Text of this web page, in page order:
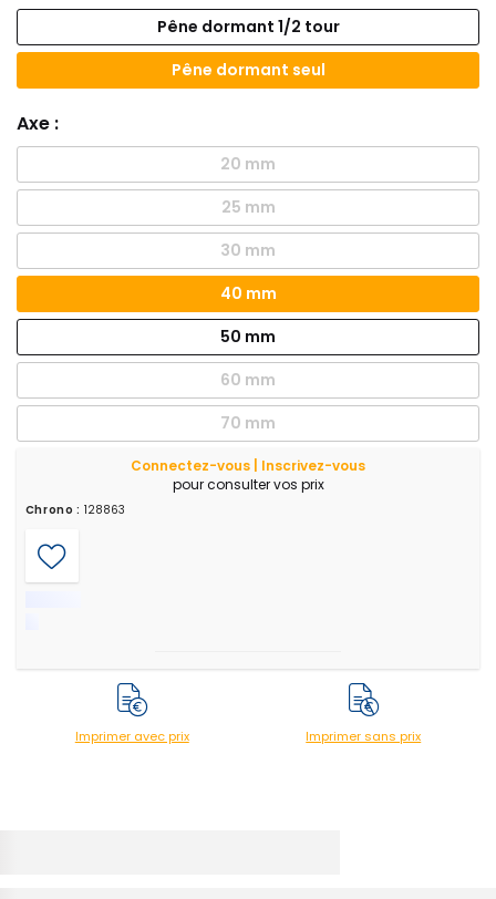
Pêne dormant 1/2 tour
Pêne dormant seul
Axe :
20 mm
25 mm
30 mm
40 mm
50 mm
60 mm
70 mm
Connectez-vous | Inscrivez-vous
pour consulter vos prix
Chrono : 128863
Imprimer avec prix Imprimer sans prix